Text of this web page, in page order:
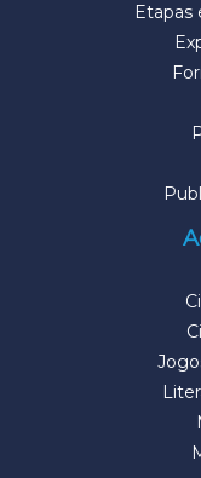
Etapas